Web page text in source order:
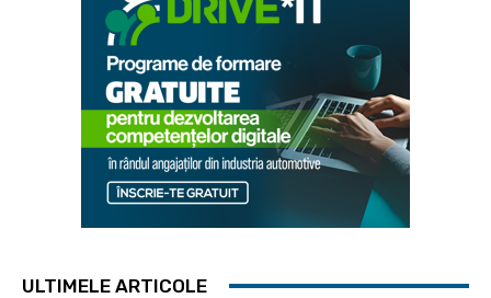
ULTIMELE ARTICOLE